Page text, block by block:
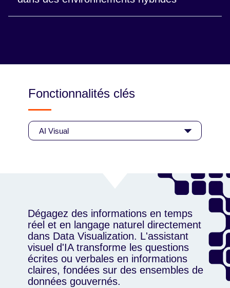
informations au sein de l'entreprise.
Fonctionnalités clés
Dégagez des informations en temps
réel et en langage naturel directement
dans Data Visualization. L'assistant
visuel d'IA transforme les questions
écrites ou verbales en informations
claires, fondées sur des ensembles de
données gouvernés.